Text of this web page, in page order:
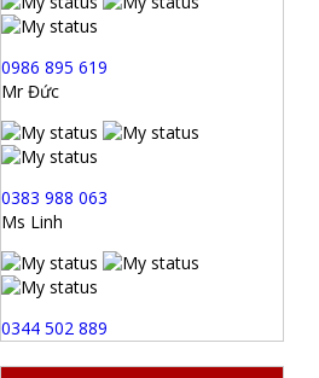
0986 895 619
Mr Đức
0383 988 063
Ms Linh
0344 502 889